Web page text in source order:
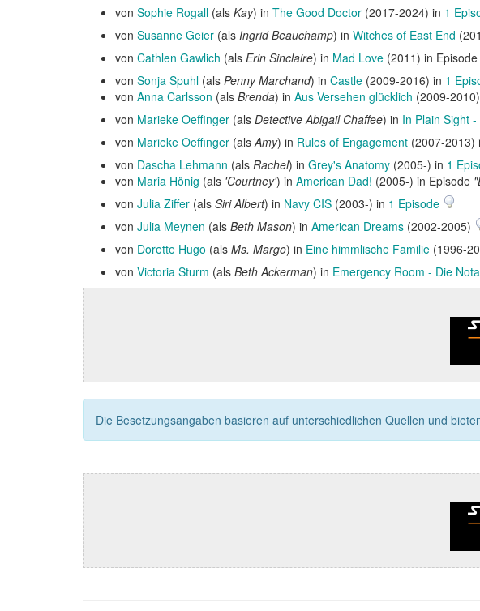
von Sophie Rogall (als Kay) in The Good Doctor (2017-2024) in 1
von Susanne Geier (als Ingrid Beauchamp) in Witches of East End
von Cathlen Gawlich (als Erin Sinclaire) in Mad Love (2011) in Episode
von Sonja Spuhl (als Penny Marchand) in Castle (2009-2016) in 1
von Anna Carlsson (als Brenda) in Aus Versehen glücklich (2009-
von Marieke Oeffinger (als Detective Abigail Chaffee) in In Plain Sight
von Marieke Oeffinger (alsAmy) in Rules of Engagement (2007-2013)
von Dascha Lehmann (als Rachel) in Grey's Anatomy (2005-) in 1
von Maria Hönig (als 'Courtney') in American Dad! (2005-) in Episode
von Julia Ziffer (als Siri Albert) in Navy CIS (2003-) in 1 Episode
von Julia Meynen (als Beth Mason) in American Dreams (2002-2005)
von Dorette Hugo (als Ms. Margo) in Eine himmlische Familie (1996-
von Victoria Sturm (als Beth Ackerman) in Emergency Room - Die
Die Besetzungsangaben basieren auf unterschiedlichen Quellen und